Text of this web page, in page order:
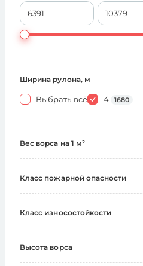
-
Ширина рулона, м
Выбрать всё 4 1680
Вес ворса на 1 м²
450 240
1100 480
Класс пожарной опасности
КМ2
Класс износостойкости
33 1680
Высота ворса